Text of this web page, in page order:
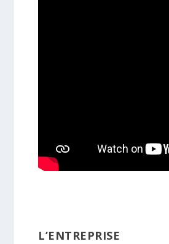
L’ENTREPRISE